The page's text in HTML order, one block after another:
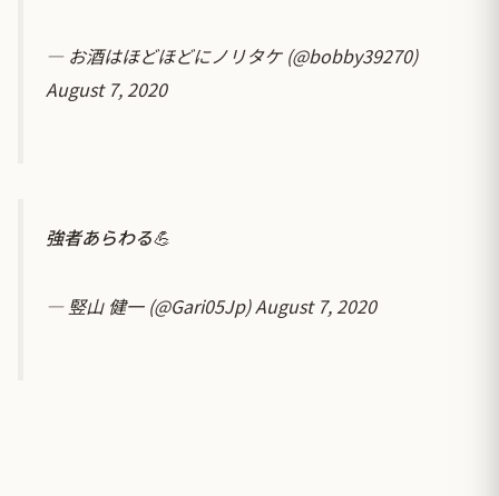
— お酒はほどほどにノリタケ (@bobby39270)
August 7, 2020
強者あらわる💪
— 竪山 健一 (@Gari05Jp)August 7, 2020